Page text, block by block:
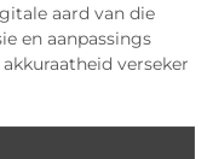
aard van die
en aanpassings
verseker